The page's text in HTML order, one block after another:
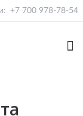
+7 700 978-78-54